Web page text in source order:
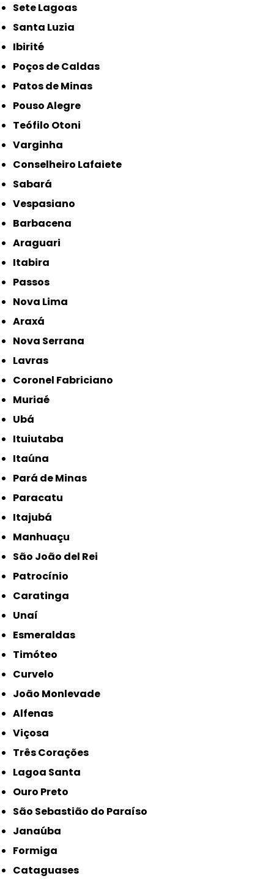
Sete Lagoas
Santa Luzia
Ibirité
Poços de Caldas
Patos de Minas
Pouso Alegre
Teófilo Otoni
Varginha
Conselheiro Lafaiete
Sabará
Vespasiano
Barbacena
Araguari
Itabira
Passos
Nova Lima
Araxá
Nova Serrana
Lavras
Coronel Fabriciano
Muriaé
Ubá
Ituiutaba
Itaúna
Pará de Minas
Paracatu
Itajubá
Manhuaçu
São João del Rei
Patrocínio
Caratinga
Unaí
Esmeraldas
Timóteo
Curvelo
João Monlevade
Alfenas
Viçosa
Três Corações
Lagoa Santa
Ouro Preto
São Sebastião do Paraíso
Janaúba
Formiga
Cataguases